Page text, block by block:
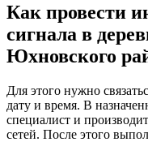
Как провести
сигнала в
Юхновского
Для этого нужно
дату и время. В
специалист и
сетей. После этого